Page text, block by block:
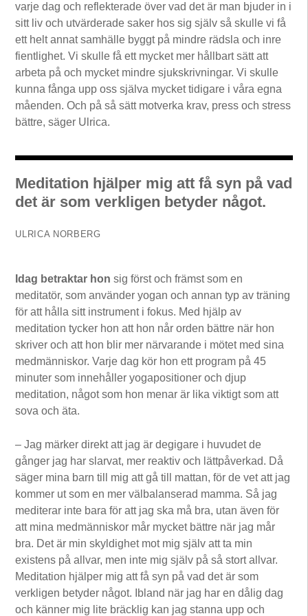
varje dag och reflekterade över vad det är man bjuder in i
sitt liv och utvärderade saker hos sig själv så skulle vi få
ett helt annat samhälle byggt på mindre rädsla och inre
fientlighet. Vi skulle få ett mycket mer hållbart sätt att
arbeta på och mycket mindre sjukskrivningar. Vi skulle
kunna fånga upp oss själva mycket tidigare i våra egna
måenden. Och på så sätt motverka krav, press och stress
bättre, säger Ulrica.
Meditation hjälper mig att få syn på vad
det är som verkligen betyder något.
ULRICA NORBERG
Idag betraktar hon sig först och främst som en
meditatör, som använder yogan och annan typ av träning
för att hålla sitt instrument i fokus. Med hjälp av
meditation tycker hon att hon når orden bättre när hon
skriver och att hon blir mer närvarande i mötet med sina
medmänniskor. Varje dag kör hon ett program på 45
minuter som innehåller yogapositioner och djup
meditation, något som hon menar är lika viktigt som att
sova och äta.
– Jag märker direkt att jag är degigare i huvudet de
gånger jag har slarvat, mer reaktiv och lättpåverkad. Då
säger mina barn till mig att gå till mattan, för de vet att jag
kommer ut som en mer välbalanserad mamma. Så jag
mediterar inte bara för att jag ska må bra, utan även för
att mina medmänniskor mår mycket bättre när jag mår
bra. Det är min skyldighet mot mig själv att ta min
existens på allvar, men inte mig själv på så stort allvar.
Meditation hjälper mig att få syn på vad det är som
verkligen betyder något. Ibland när jag har en dålig dag
och känner mig lite bräcklig kan jag stanna upp och